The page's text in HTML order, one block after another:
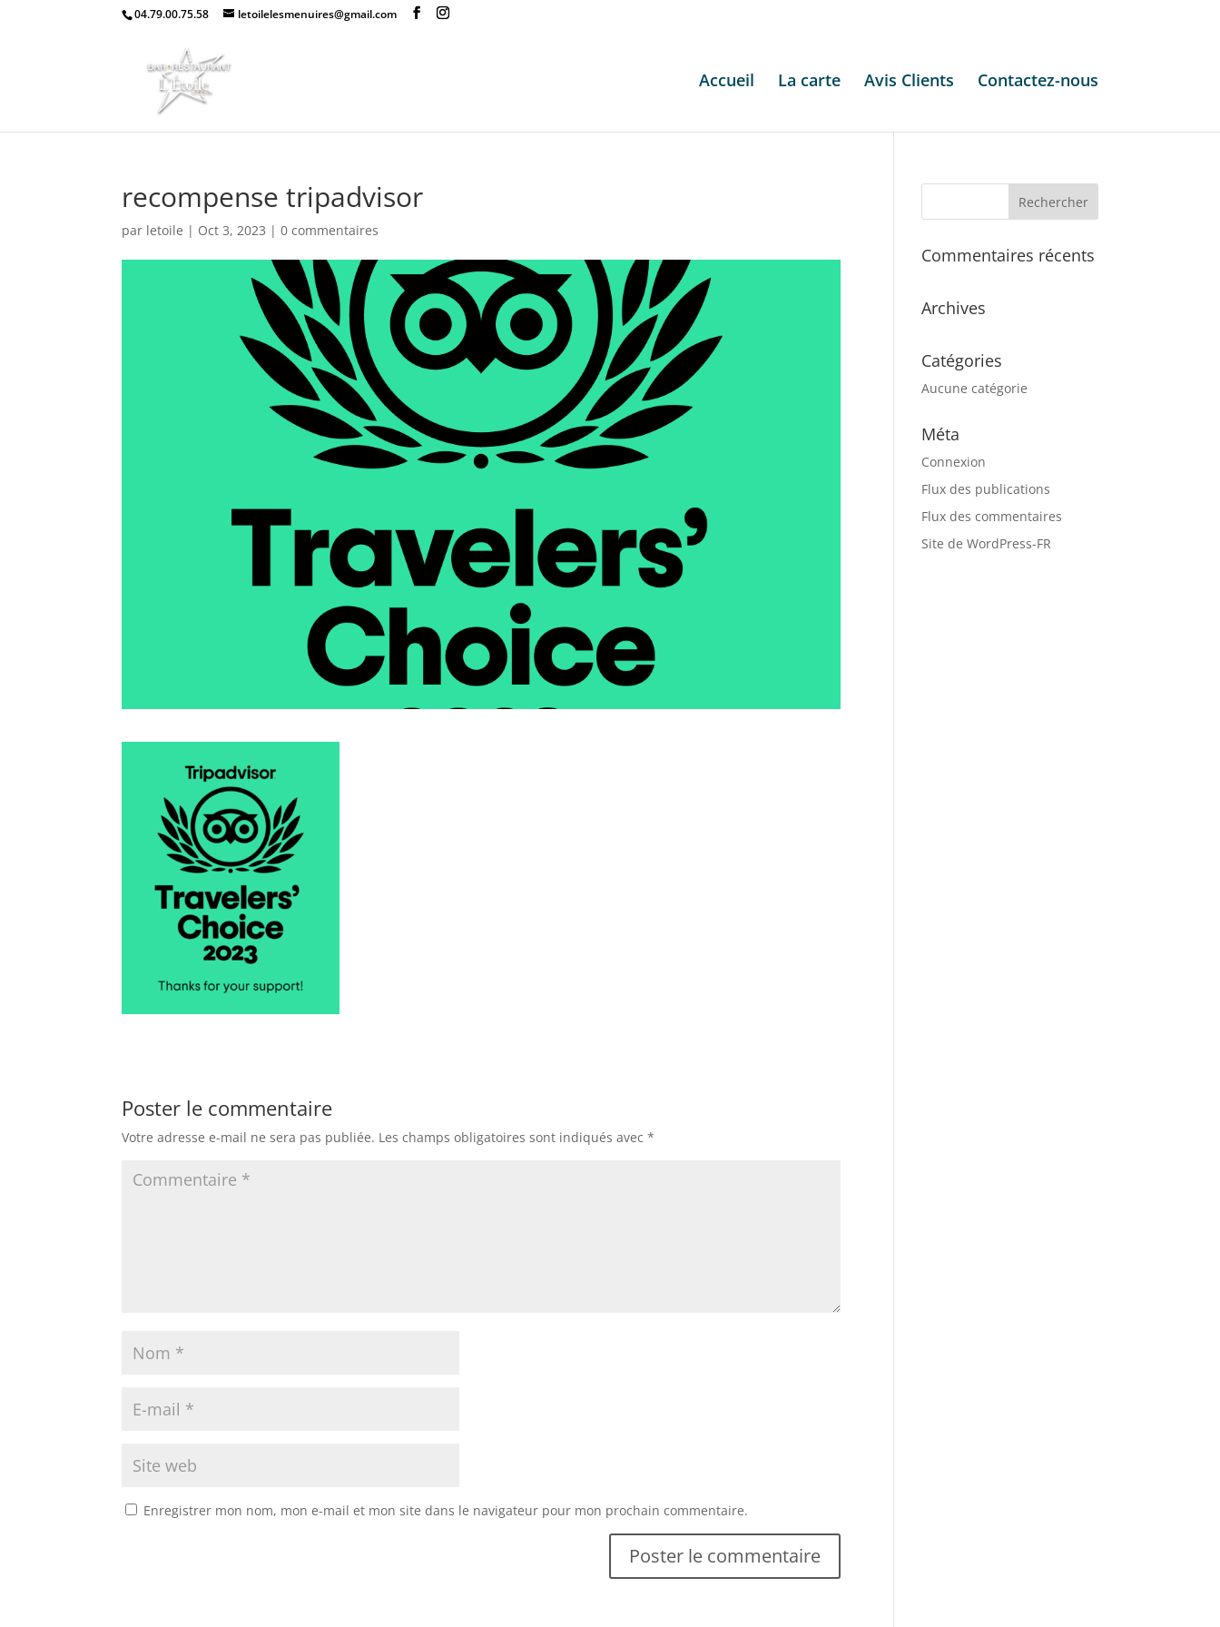
04.79.00.75.58 letoilelesmenuires@gmail.com
Accueil La carte Avis Clients Contactez-nous
recompense tripadvisor
par letoile | Oct 3, 2023 |0 commentaires
Poster le commentaire
Votre adresse e-mail ne sera pas publiée. Les champs obligatoires sont indiqués avec*
Enregistrer mon nom, mon e-mail et mon site dans le navigateur pour mon prochain commentaire.
Commentaires récents
Archives
Catégories
Aucune catégorie
Méta
Connexion
Flux des publications
Flux des commentaires
Site de WordPress-FR